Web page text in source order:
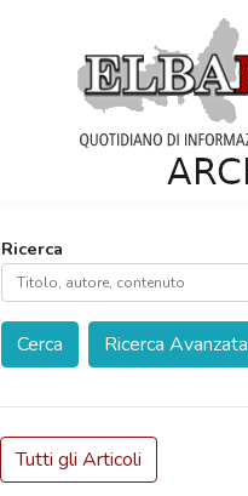
Ricerca
Cerca Ricerca Avanzata
Tutti gli Articoli